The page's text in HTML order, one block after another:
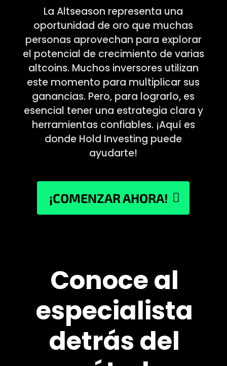
La Altseason representa una
oportunidad de oro que muchas
personas aprovechan para explorar
el potencial de crecimiento de varias
altcoins. Muchos inversores utilizan
este momento para multiplicar sus
ganancias. Pero, para lograrlo, es
esencial tener una estrategia clara y
herramientas confiables. ¡Aquí es
donde Hold Investing puede
ayudarte!
¡COMENZAR AHORA!
Conoce al
especialista
detrás del